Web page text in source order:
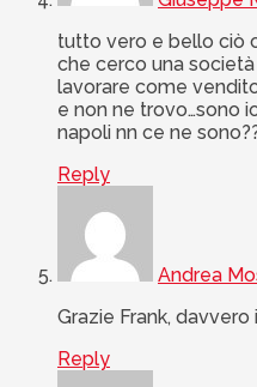
tutto vero e bello ciò
che cerco una
lavorare come
e non ne trovo…sono
napoli nn ce ne
Reply
Andrea
Grazie Frank,
Reply